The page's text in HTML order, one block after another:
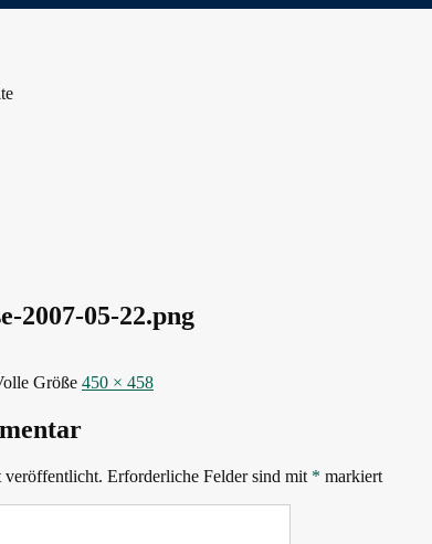
2007-05-22.png
Größe 450 × 458
Erforderliche Felder sind mit * markiert